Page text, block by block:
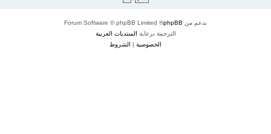
بدعم من phpBB
® Forum Software © phpBB Limited
الترجمة برعاية المنتديات العربية
الخصوصية | الشروط